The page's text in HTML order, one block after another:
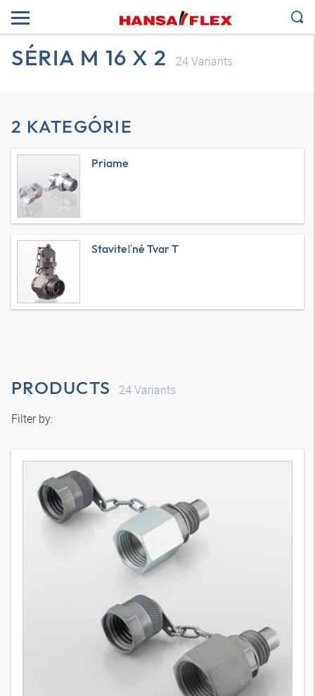
SÉRIA M 16 X 2 24Variants
2 KATEGÓRIE
Priame
Staviteľné Tvar T
PRODUCTS 24Variants
Filter by: